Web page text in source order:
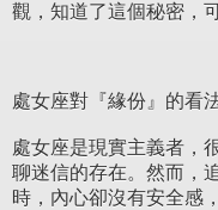
觀，知道了這個秘密，
處女座對『緣份』的看
處女座是現實主義者，
聊迷信的存在。然而，
時，內心卻沒有安全感